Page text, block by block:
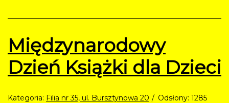
Międzynarodowy
Dzień Książki dla Dzieci
Kategoria: Filia nr 35, ul. Bursztynowa 20 Odsłony: 1285